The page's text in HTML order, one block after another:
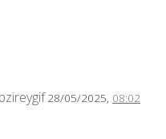
bzireygif 28/05/2025, 08:02